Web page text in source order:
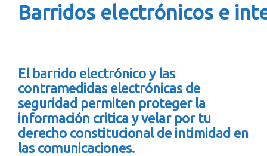
Barridos electrónicos e
El barrido electrónico y las
contramedidas electrónicas de
seguridad permiten proteger la
información critica y velar por tu
derecho constitucional de intimidad en
las comunicaciones.